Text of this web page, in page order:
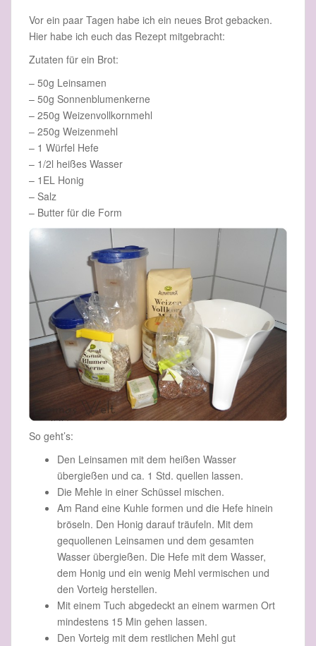
Vor ein paar Tagen habe ich ein neues Brot gebacken.
Hier habe ich euch das Rezept mitgebracht:
Zutaten für ein Brot:
– 50g Leinsamen
– 50g Sonnenblumenkerne
– 250g Weizenvollkornmehl
– 250g Weizenmehl
– 1 Würfel Hefe
– 1/2l heißes Wasser
– 1EL Honig
– Salz
– Butter für die Form
So geht’s:
Den Leinsamen mit dem heißen Wasser
übergießen und ca. 1 Std. quellen lassen.
Die Mehle in einer Schüssel mischen.
Am Rand eine Kuhle formen und die Hefe hinein
bröseln. Den Honig darauf träufeln. Mit dem
gequollenen Leinsamen und dem gesamten
Wasser übergießen. Die Hefe mit dem Wasser,
dem Honig und ein wenig Mehl vermischen und
den Vorteig herstellen.
Mit einem Tuch abgedeckt an einem warmen Ort
mindestens 15 Min gehen lassen.
Den Vorteig mit dem restlichen Mehl gut